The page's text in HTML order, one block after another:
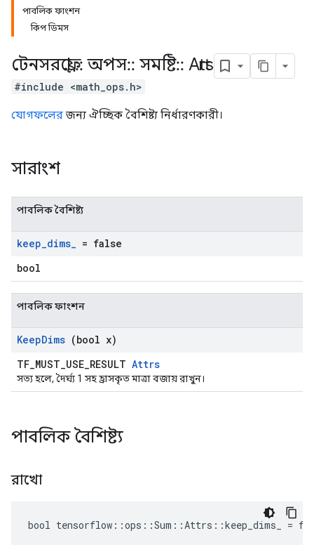
পাবলিক ফাংশন
কিপ ডিমস
টেনসরফ্লো:: অপস:: সমষ্টি:: Attrs
#include <math_ops.h>
যোগফলেরজন্য ঐচ্ছিক বৈশিষ্ট্য নির্ধারণকারী।
সারাংশ
পাবলিক বৈশিষ্ট্য
keep_dims_ = false
bool
পাবলিক ফাংশন
KeepDims (bool x)
TF_MUST_USE_RESULT Attrs
সত্য হলে, দৈর্ঘ্য 1 সহ হ্রাসকৃত মাত্রা বজায় রাখুন।
পাবলিক বৈশিষ্ট্য
রাখো
bool tensorflow::ops::Sum::Attrs::keep_dims_ =